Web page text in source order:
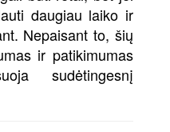
daugiau laiko ir
Nepaisant to, šių
ir patikimumas
sudėtingesnį